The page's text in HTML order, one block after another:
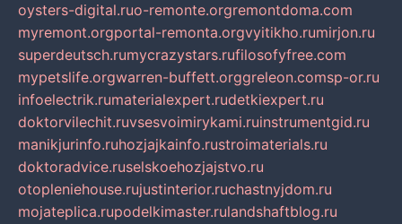
oysters-digital.ruo-remonte.orgremontdoma.com
myremont.orgportal-remonta.orgvyitikho.rumirjon.ru
superdeutsch.rumycrazystars.rufilosofyfree.com
mypetslife.orgwarren-buffett.orggreleon.comsp-or.ru
infoelectrik.rumaterialexpert.rudetkiexpert.ru
doktorvilechit.ruvsesvoimirykami.ruinstrumentgid.ru
manikjurinfo.ruhozjajkainfo.rustroimaterials.ru
doktoradvice.ruselskoehozjajstvo.ru
otopleniehouse.rujustinterior.ruchastnyjdom.ru
mojateplica.rupodelkimaster.rulandshaftblog.ru